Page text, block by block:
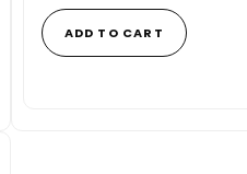
ADD TO CART